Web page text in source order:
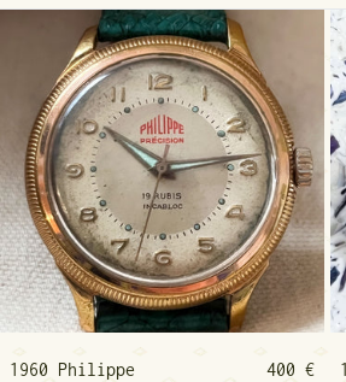
1960 Philippe
1960 Philippe
1960 Philippe
400 €